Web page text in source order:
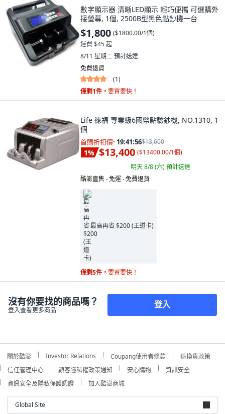
數字顯示器 清晰LED顯示 輕巧便攜 可選購外
接螢幕, 1個, 2500B型黑色點鈔機一台
$1,800 ($1800.00/1個)
運費 $45 起
8/11 星期二預計送達
免費退貨
(1)
僅剩1件， 要買要快！
Life 徠福 專業級6國幣點驗鈔機, NO.1310, 1
個
首購折扣價· 19:41:55$13,600
1% $13,400 ($13400.00/1個)
明天 8/8 (六)預計送達
酷澎直售 ∙ 免運 ∙ 免費退貨
最高再省 $200 (王道卡)
僅剩5件， 要買要快！
沒有你要找的商品嗎？
登入查看更多商品 登入
關於酷澎 Investor Relations Coupang使用者條款
退換貨政策
信任管理中心
顧客隱私權政策通知 安心購物
資訊安全
資訊安全及隱私保護認證
加入酷澎商城
Global Site